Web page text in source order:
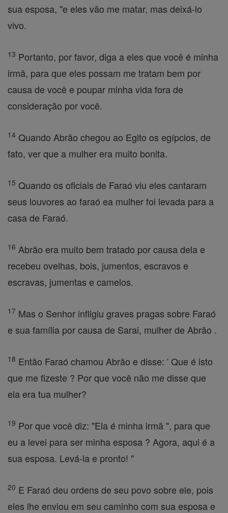
sua esposa, "e eles vão me matar, mas deixá-lo
vivo.
13 Portanto, por favor, diga a eles que você é minha
irmã, para que eles possam me tratam bem por
causa de você e poupar minha vida fora de
consideração por você.
14 Quando Abrão chegou ao Egito os egípcios, de
fato, ver que a mulher era muito bonita.
15 Quando os oficiais de Faraó viu eles cantaram
seus louvores ao faraó ea mulher foi levada para a
casa de Faraó.
16 Abrão era muito bem tratado por causa dela e
recebeu ovelhas, bois, jumentos, escravos e
escravas, jumentas e camelos.
17 Mas o Senhor infligiu graves pragas sobre Faraó
e sua família por causa de Sarai, mulher de Abrão .
18 Então Faraó chamou Abrão e disse: ' Que é isto
que me fizeste ? Por que você não me disse que
ela era tua mulher?
19 Por que você diz: "Ela é minha irmã ", para que
eu a levei para ser minha esposa ? Agora, aqui é a
sua esposa. Levá-la e pronto! "
20 E Faraó deu ordens de seu povo sobre ele, pois
eles lhe enviou em seu caminho com sua esposa e